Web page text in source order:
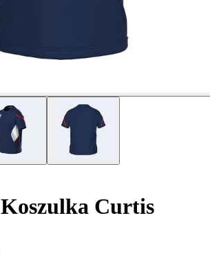
Koszulka Curtis